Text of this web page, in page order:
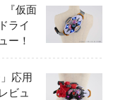
『仮面
ライ
ー！
応用
ビュ